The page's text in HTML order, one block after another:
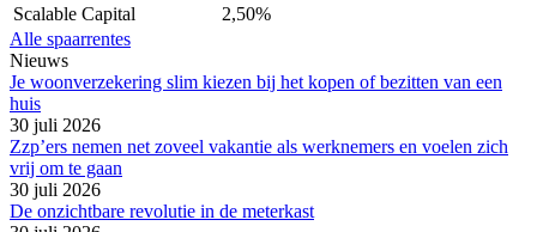
Scalable Capital
2,50%
Alle spaarrentes
Nieuws
Je woonverzekering slim kiezen bij het kopen of bezitten van een
huis
30 juli 2026
Zzp’ers nemen net zoveel vakantie als werknemers en voelen zich
vrij om te gaan
30 juli 2026
De onzichtbare revolutie in de meterkast